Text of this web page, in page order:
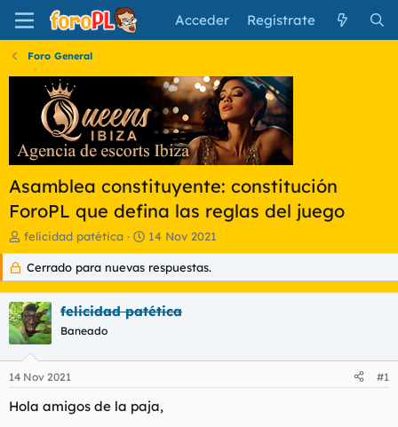
Acceder Regístrate
Foro General
Asamblea constituyente: constitución
ForoPL que defina las reglas del juego
I
n
c
i
a
d
o
r
d
l
felicidad patética
F
e
c
h
d
n
i
14 Nov 2021
Cerrado para nuevas respuestas.
felicidad patética
Baneado
14 Nov 2021 #1
Hola amigos de la paja,